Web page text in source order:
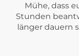
Mühe, dass
Stunden
länger dauern